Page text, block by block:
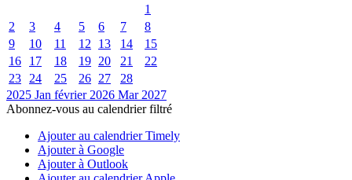
1
2
3 4 5 6 7
8
9
10 11 12 13 14
15
16
17 18 19 20 21
22
23
24 25 26 27
28
2025 Jan février 2026 Mar 2027
Abonnez-vous au calendrier filtré
Ajouter au calendrier Timely
Ajouter à Google
Ajouter à Outlook